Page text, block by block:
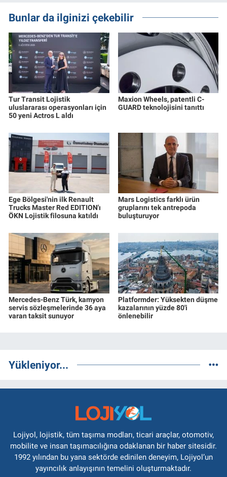
Bunlar da ilginizi çekebilir
Tur Transit Lojistik
uluslararası operasyonları için
50 yeni Actros L aldı
Maxion Wheels, patentli C-
GUARD teknolojisini tanıttı
Ege Bölgesi'nin ilk Renault
Trucks Master Red EDITION'ı
ÖKN Lojistik filosuna katıldı
Mars Logistics farklı ürün
gruplarını tek antrepoda
buluşturuyor
Mercedes-Benz Türk, kamyon
servis sözleşmelerinde 36 aya
varan taksit sunuyor
Platformder: Yüksekten düşme
kazalarının yüzde 80'i
önlenebilir
Yükleniyor...
Lojiyol, lojistik, tüm taşıma modları, ticari araçlar, otomotiv,
mobilite ve insan taşımacılığına odaklanan bir haber sitesidir.
1992 yılından bu yana sektörde edinilen deneyim, Lojiyol’un
yayıncılık anlayışının temelini oluşturmaktadır.